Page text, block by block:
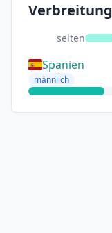
Verbreitung
selten
Spanien
männlich